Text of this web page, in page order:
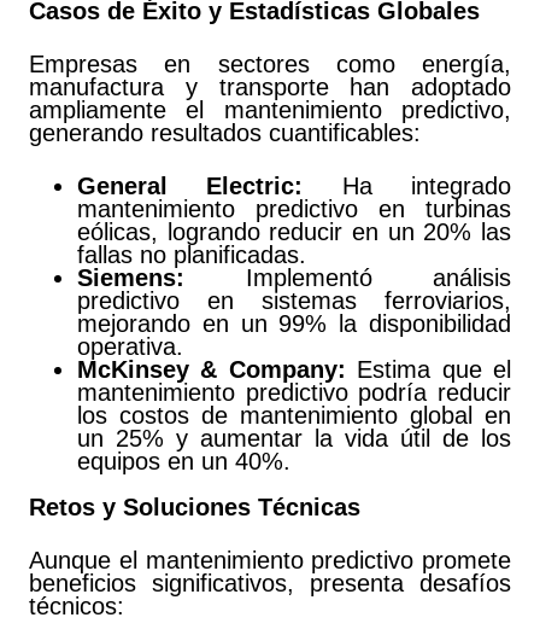
Casos de Éxito y Estadísticas Globales
Empresas en sectores como energía,
manufactura y transporte han adoptado
ampliamente el mantenimiento predictivo,
generando resultados cuantificables:
General Electric:
Ha integrado
mantenimiento predictivo en turbinas
eólicas, logrando reducir en un 20% las
fallas no planificadas.
Siemens: Implementó análisis
predictivo en sistemas ferroviarios,
mejorando en un 99% la disponibilidad
operativa.
McKinsey & Company: Estima que el
mantenimiento predictivo podría reducir
los costos de mantenimiento global en
un 25% y aumentar la vida útil de los
equipos en un 40%.
Retos y Soluciones Técnicas
Aunque el mantenimiento predictivo promete
beneficios significativos, presenta desafíos
técnicos: